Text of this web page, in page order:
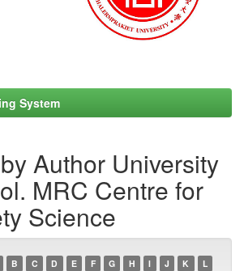
System
Author University
MRC Centre for
Science
B C D E F G H I J K
L